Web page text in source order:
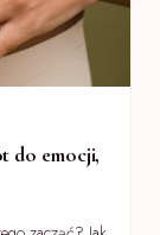
do emocji,